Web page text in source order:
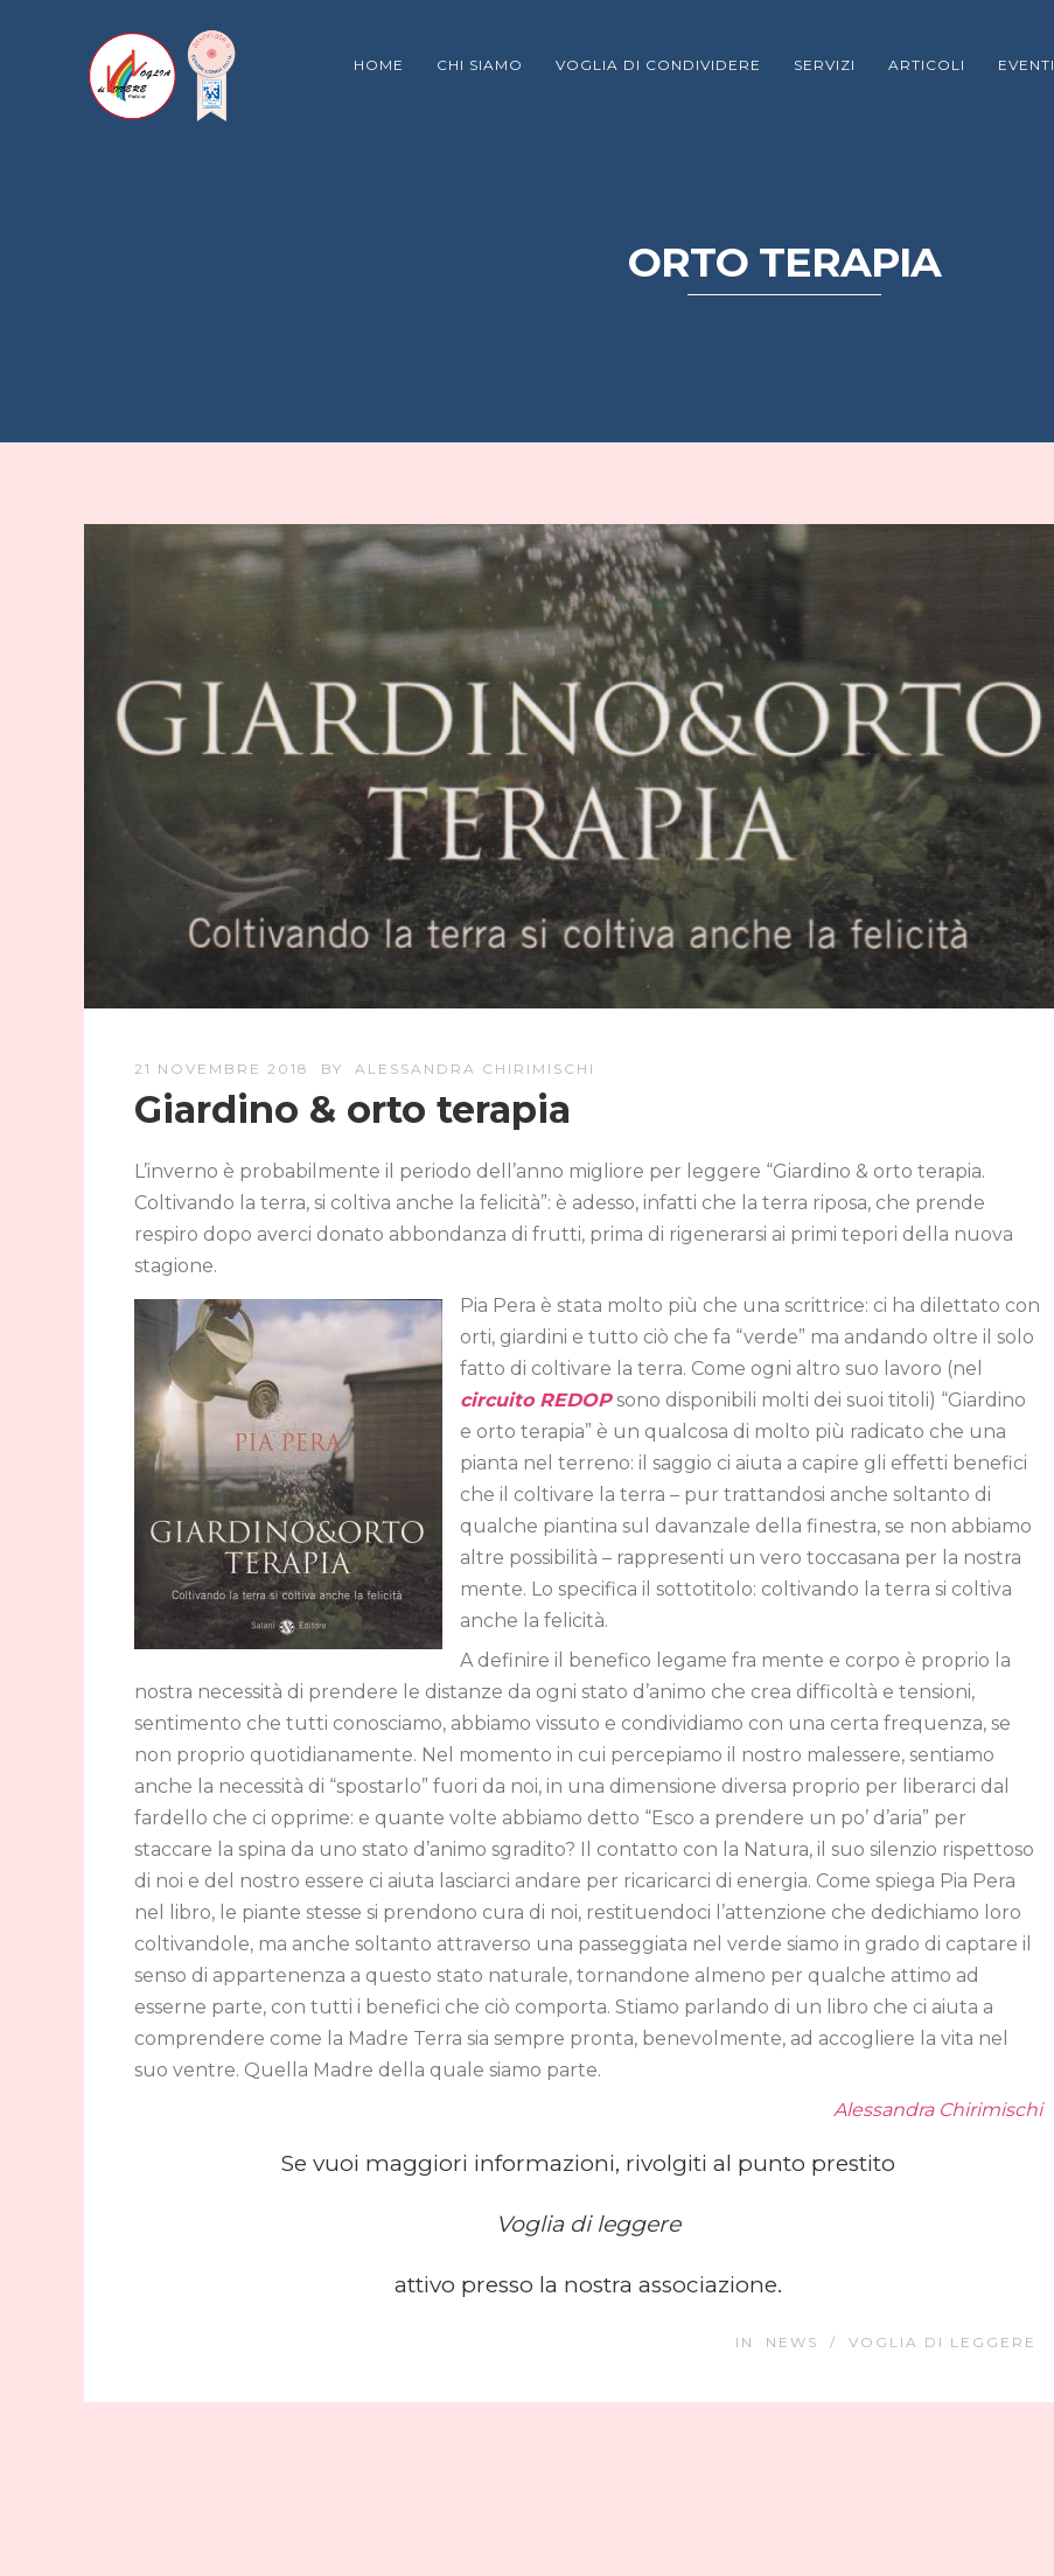
HOME CHI SIAMO VOGLIA DI CONDIVIDERE SERVIZI ARTICOLI EVENTI
ORTO TERAPIA
21 NOVEMBRE 2018 BY ALESSANDRA CHIRIMISCHI
Giardino & orto terapia
L’inverno è probabilmente il periodo dell’anno migliore per leggere “Giardino & orto terapia.
Coltivando la terra, si coltiva anche la felicità”: è adesso, infatti che la terra riposa, che prende
respiro dopo averci donato abbondanza di frutti, prima di rigenerarsi ai primi tepori della nuova
stagione.
Pia Pera è stata molto più che una scrittrice: ci ha dilettato con
orti, giardini e tutto ciò che fa “verde” ma andando oltre il solo
fatto di coltivare la terra. Come ogni altro suo lavoro (nel
circuito REDOPsono disponibili molti dei suoi titoli) “Giardino
e orto terapia” è un qualcosa di molto più radicato che una
pianta nel terreno: il saggio ci aiuta a capire gli effetti benefici
che il coltivare la terra – pur trattandosi anche soltanto di
qualche piantina sul davanzale della finestra, se non abbiamo
altre possibilità – rappresenti un vero toccasana per la nostra
mente. Lo specifica il sottotitolo: coltivando la terra si coltiva
anche la felicità.
A definire il benefico legame fra mente e corpo è proprio la
nostra necessità di prendere le distanze da ogni stato d’animo che crea difficoltà e tensioni,
sentimento che tutti conosciamo, abbiamo vissuto e condividiamo con una certa frequenza, se
non proprio quotidianamente. Nel momento in cui percepiamo il nostro malessere, sentiamo
anche la necessità di “spostarlo” fuori da noi, in una dimensione diversa proprio per liberarci dal
fardello che ci opprime: e quante volte abbiamo detto “Esco a prendere un po’ d’aria” per
staccare la spina da uno stato d’animo sgradito? Il contatto con la Natura, il suo silenzio rispettoso
di noi e del nostro essere ci aiuta lasciarci andare per ricaricarci di energia. Come spiega Pia Pera
nel libro, le piante stesse si prendono cura di noi, restituendoci l’attenzione che dedichiamo loro
coltivandole, ma anche soltanto attraverso una passeggiata nel verde siamo in grado di captare il
senso di appartenenza a questo stato naturale, tornandone almeno per qualche attimo ad
esserne parte, con tutti i benefici che ciò comporta. Stiamo parlando di un libro che ci aiuta a
comprendere come la Madre Terra sia sempre pronta, benevolmente, ad accogliere la vita nel
suo ventre. Quella Madre della quale siamo parte.
Alessandra Chirimischi
Se vuoi maggiori informazioni, rivolgiti al punto prestito
Voglia di leggere
attivo presso la nostra associazione.
IN NEWS / VOGLIA DI LEGGERE